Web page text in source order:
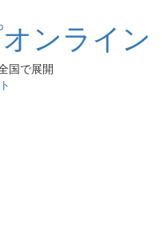
国で展開